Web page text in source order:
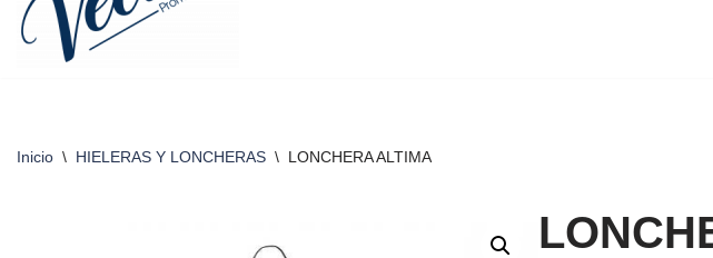
Inicio \ HIELERAS Y LONCHERAS \ LONCHERA ALTIMA